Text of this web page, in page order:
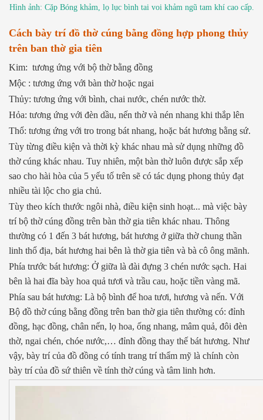
Hình ảnh: Cặp Bóng khảm, lọ lục bình tai voi khảm ngũ tam khí cao cấp.
Cách bày trí đồ thờ cúng bằng đồng hợp phong thủy
trên ban thờ gia tiên
Kim: tương ứng với bộ thờ bằng đồng
Mộc : tương ứng với bàn thờ hoặc ngai
Thủy: tương ứng với bình, chai nước, chén nước thờ.
Hỏa: tương ứng với đèn dầu, nến thờ và nén nhang khi thắp lên
Thổ: tương ứng với tro trong bát nhang, hoặc bát hương bằng sứ.
Tùy từng điều kiện và thời kỳ khác nhau mà sử dụng những đồ
thờ cúng khác nhau. Tuy nhiên, một bàn thờ luôn được sắp xếp
sao cho hài hòa của 5 yếu tố trên sẽ có tác dụng phong thủy đạt
nhiều tài lộc cho gia chủ.
Tùy theo kích thước ngôi nhà, điều kiện sinh hoạt... mà việc bày
trí bộ thờ cúng đồng trên bàn thờ gia tiên khác nhau. Thông
thường có 1 đến 3 bát hương, bát hương ở giữa thờ chung thần
linh thổ địa, bát hương hai bên là thờ gia tiên và bà cô ông mãnh.
Phía trước bát hương: Ở giữa là đài đựng 3 chén nước sạch. Hai
bên là hai đĩa bày hoa quả tươi và trầu cau, hoặc tiền vàng mã.
Phía sau bát hương: Là bộ bình để hoa tươi, hương và nến. Với
Bộ đồ thờ cúng bằng đồng trên ban thờ gia tiên thường có: đỉnh
đồng, hạc đồng, chân nến, lọ hoa, ống nhang, mâm quả, đôi đèn
thờ, ngai chén, chóe nước,… đỉnh đồng thay thế bát hương. Như
vậy, bày trí của đồ đồng có tính trang trí thẩm mỹ là chính còn
bày trí của đồ sứ thiên về tính thờ cúng và tâm linh hơn.